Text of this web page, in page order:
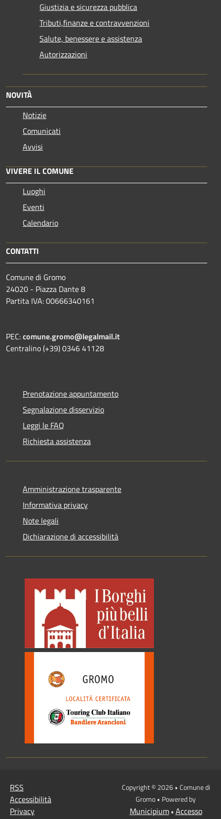
Giustizia e sicurezza pubblica
Tributi,finanze e contravvenzioni
Salute, benessere e assistenza
Autorizzazioni
NOVITÀ
Notizie
Comunicati
Avvisi
VIVERE IL COMUNE
Luoghi
Eventi
Calendario
CONTATTI
Comune di Gromo
24020 - Piazza Dante 8
Partita IVA: 00666340161
PEC:comune.gromo@legalmail.it
Centralino (+39) 0346 41128
Prenotazione appuntamento
Segnalazione disservizio
Leggi le FAQ
Richiesta assistenza
Amministrazione trasparente
Informativa privacy
Note legali
Dichiarazione di accessibilità
RSS
Accessibilità
Privacy
Copyright © 2026 • Comune di
Gromo • Powered by
Municipium• Accesso